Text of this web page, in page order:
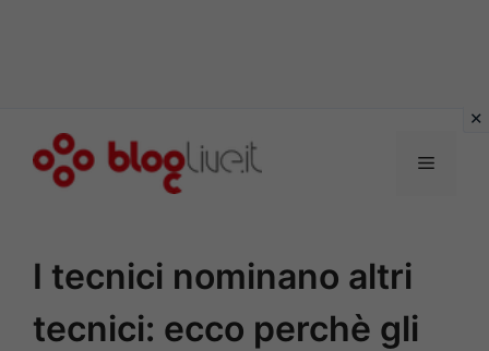
Menu
I tecnici nominano altri
tecnici: ecco perchè gli